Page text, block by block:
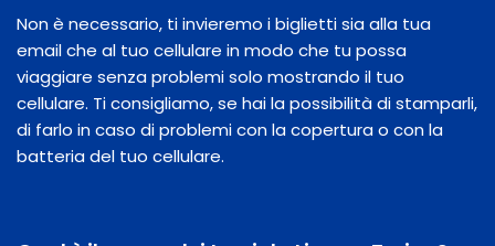
Non è necessario, ti invieremo i biglietti sia alla tua
email che al tuo cellulare in modo che tu possa
viaggiare senza problemi solo mostrando il tuo
cellulare. Ti consigliamo, se hai la possibilità di stamparli,
di farlo in caso di problemi con la copertura o con la
batteria del tuo cellulare.